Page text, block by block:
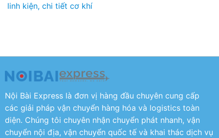
linh kiện, chi tiết cơ khí
Nội Bài Express là đơn vị hàng đầu chuyên cung cấp
các giải pháp vận chuyển hàng hóa và logistics toàn
diện. Chúng tôi chuyên nhận chuyển phát nhanh, vận
chuyển nội địa, vận chuyển quốc tế và khai thác dịch vụ